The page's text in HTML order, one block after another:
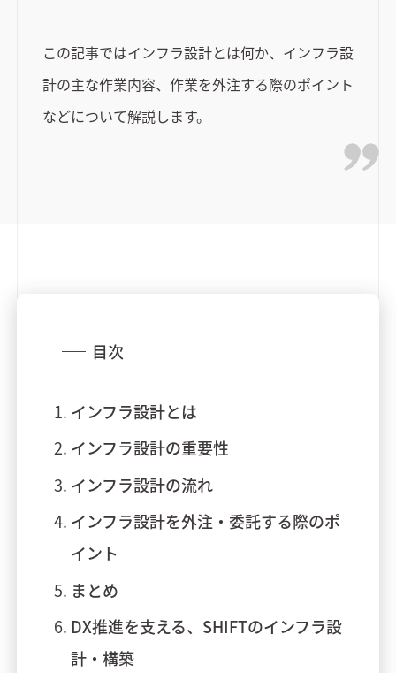
この記事ではインフラ設計とは何か、インフラ設
計の主な作業内容、作業を外注する際のポイント
などについて解説します。
目次
インフラ設計とは
インフラ設計の重要性
インフラ設計の流れ
インフラ設計を外注・委託する際のポ
イント
まとめ
DX推進を支える、SHIFTのインフラ設
計・構築